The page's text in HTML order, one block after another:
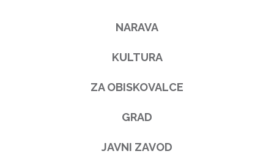
NARAVA
KULTURA
ZA OBISKOVALCE
GRAD
JAVNI ZAVOD